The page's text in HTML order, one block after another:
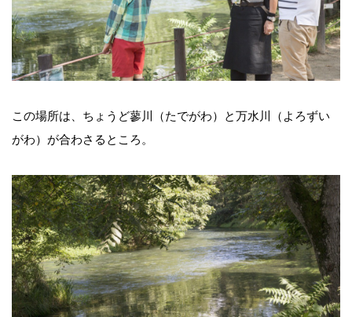
この場所は、ちょうど蓼川（たでがわ）と万水川（よろずい
がわ）が合わさるところ。